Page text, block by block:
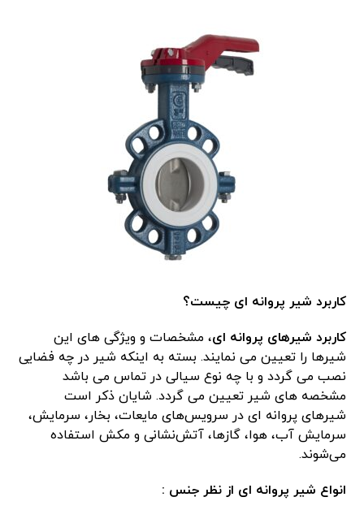
کاربرد شیر پروانه ای چیست؟
کاربرد شیرهای پروانه ای، مشخصات و ویژگی های این
شیرها را تعیین می نمایند. بسته به اینکه شیر در چه فضایی
نصب می گردد و با چه نوع سیالی در تماس می باشد
مشخصه های شیر تعیین می گردد. شایان ذکر است
شیرهای پروانه ای در سرویس‌های مایعات، بخار، سرمایش،
سرمایش آب، هوا، گازها، آتش‌نشانی و مکش استفاده
می‌شوند.
انواع شیر پروانه ای از نظر جنس :